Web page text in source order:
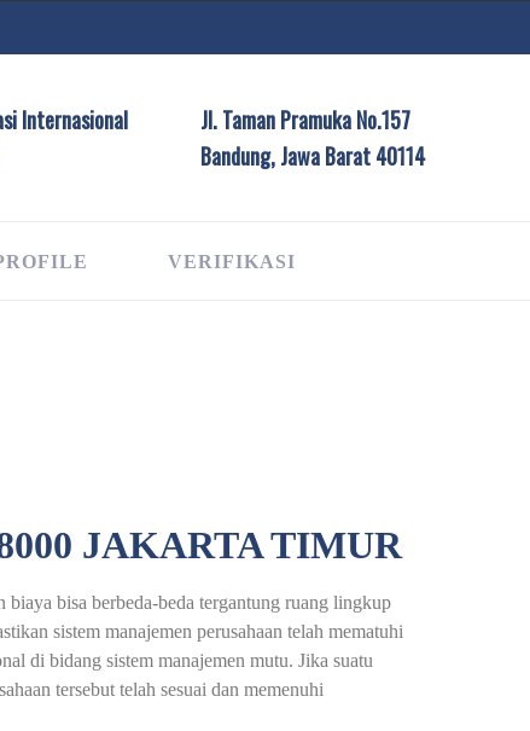
Internasional
Jl. Taman Pramuka No.157
Bandung, Jawa Barat 40114
VERIFIKASI
JAKARTA TIMUR
bisa berbeda-beda tergantung ruang lingkup
sistem manajemen perusahaan telah mematuhi
di bidang sistem manajemen mutu. Jika suatu
tersebut telah sesuai dan memenuhi